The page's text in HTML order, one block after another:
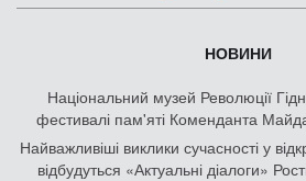
НОВИНИ
Національний музей Революції
фестивалі пам'яті Коменданта
Найважливіші виклики сучасності у
відбудуться «Актуальні діалоги»